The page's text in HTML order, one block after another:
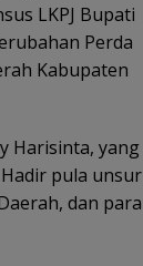
LKPJ Bupati
Perda
Kabupaten
Harisinta, yang
pula unsur
dan para